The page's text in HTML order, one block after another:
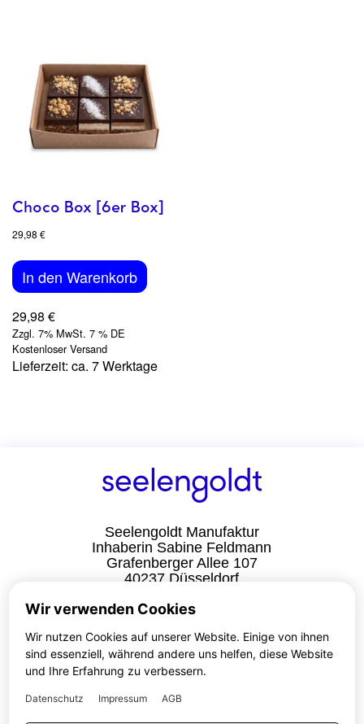
Choco Box [6er Box]
29,98 €
In den Warenkorb
29,98 €
Zzgl. 7% MwSt. 7 % DE
Kostenloser Versand
Lieferzeit: ca. 7 Werktage
Seelengoldt Manufaktur
Inhaberin Sabine Feldmann
Grafenberger Allee 107
40237 Düsseldorf
B2B Shop
Mein Account
Warenkorb
Wir verwenden Cookies
Wir nutzen Cookies auf unserer Website. Einige von ihnen
sind essenziell, während andere uns helfen, diese Website
und Ihre Erfahrung zu verbessern.
Datenschutz Impressum AGB